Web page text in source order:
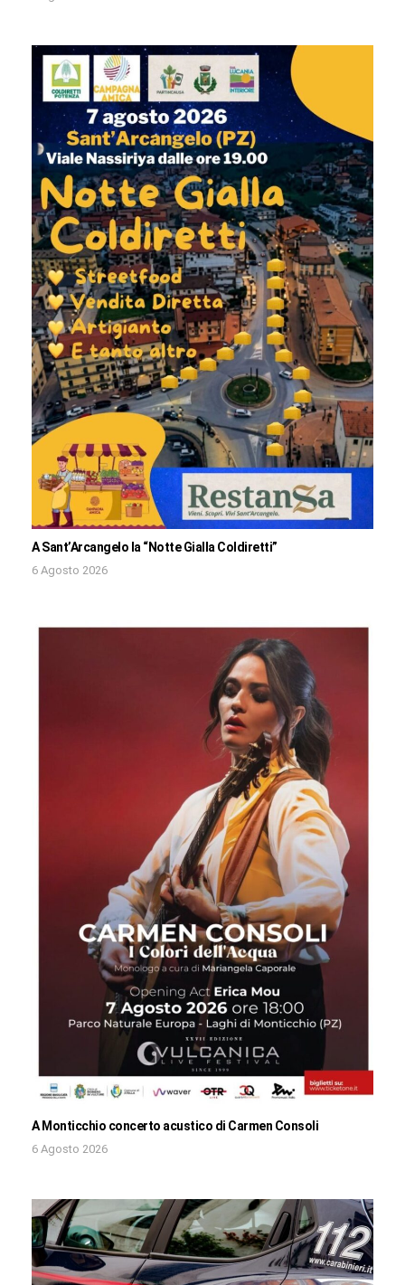
A Sant’Arcangelo la “Notte Gialla Coldiretti”
6 Agosto 2026
A Monticchio concerto acustico di Carmen Consoli
6 Agosto 2026